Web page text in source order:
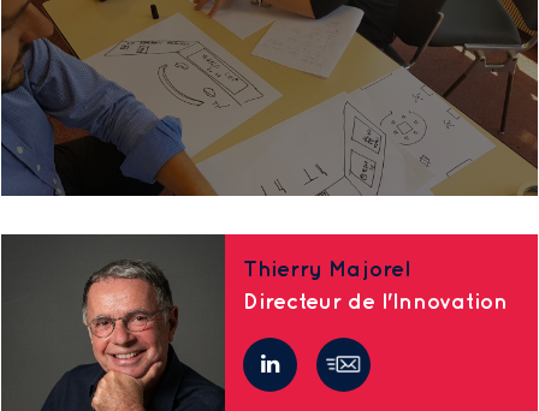
Thierry Majorel
Directeur de l'Innovation